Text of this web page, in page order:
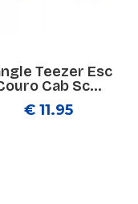
Teezer Esc
Cab Sc...
€ 11.95